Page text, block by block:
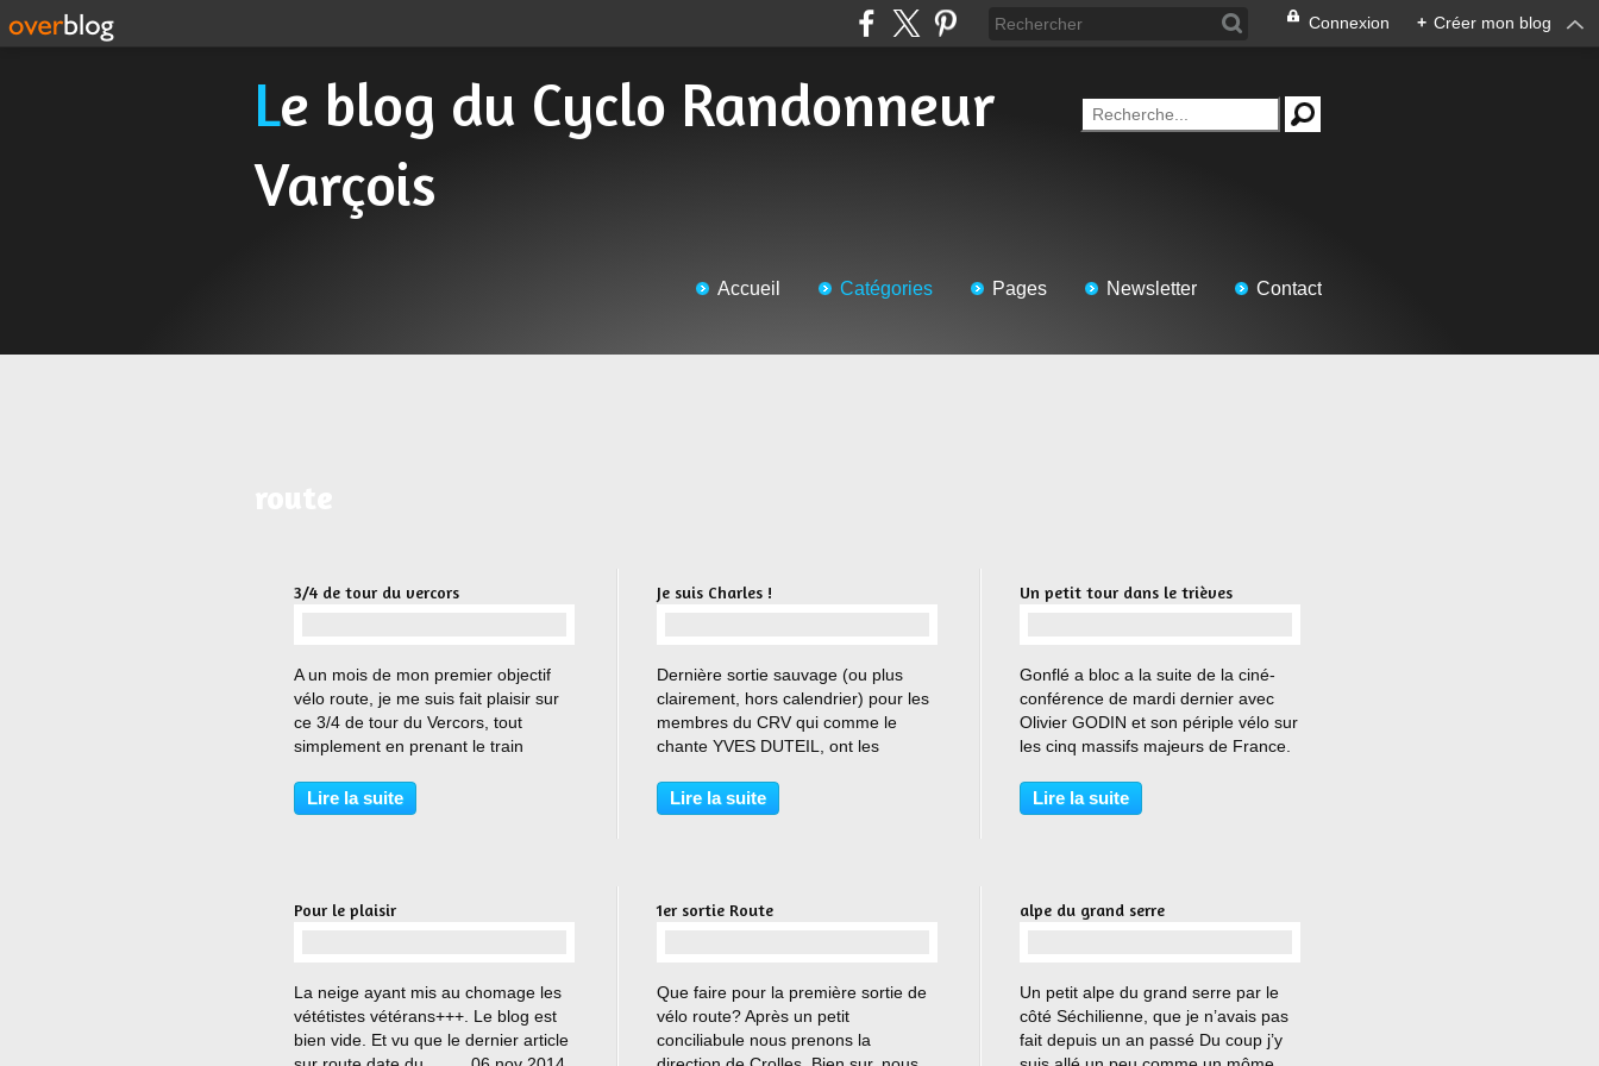
Connexion + Créer mon blog
Le blog du Cyclo Randonneur
Varçois
Accueil Catégories Pages Newsletter Contact
3/4 de tour du vercors
A un mois de mon premier objectif
vélo route, je me suis fait plaisir sur
ce 3/4 de tour du Vercors, tout
simplement en prenant le train
plaisir à retrouver cette vallée du
Diois, où mes regards et mes
Lire la suite
Je suis Charles !
Dernière sortie sauvage (ou plus
clairement, hors calendrier) pour les
membres du CRV qui comme le
chante YVES DUTEIL, ont les
premiers vrais rayons de soleil. Et ce
fut encore le cas jeudi dernier où une
Lire la suite
Un petit tour dans le trièves
Gonflé a bloc a la suite de la ciné-
conférence de mardi dernier avec
Olivier GODIN et son périple vélo sur
les cinq massifs majeurs de France.
chaleur de cet aprem, qui m’a permis
de quitter les parcours qui tournent
Lire la suite
Pour le plaisir
La neige ayant mis au chomage les
vététistes vétérans+++. Le blog est
bien vide. Et vu que le dernier article
1er sortie Route
Que faire pour la première sortie de
vélo route? Après un petit
conciliabule nous prenons la
alpe du grand serre
Un petit alpe du grand serre par le
côté Séchilienne, que je n’avais pas
fait depuis un an passé Du coup j’y